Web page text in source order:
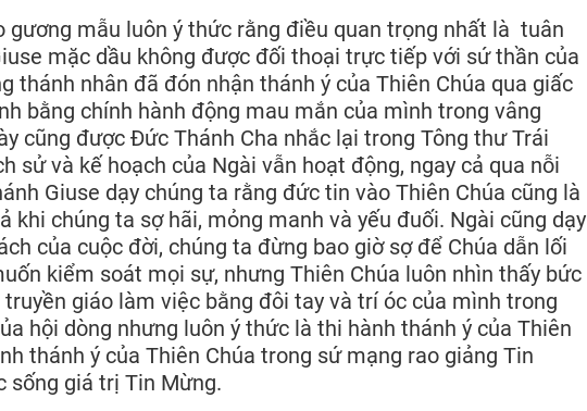
gương mẫu luôn ý thức rằng điều quan trọng nhất là tuân
mặc dầu không được đối thoại trực tiếp với sứ thần của
thánh nhân đã đón nhận thánh ý của Thiên Chúa qua giấc
bằng chính hành động mau mắn của mình trong vâng
cũng được Đức Thánh Cha nhắc lại trong Tông thư Trái
sử và kế hoạch của Ngài vẫn hoạt động, ngay cả qua nỗi
Giuse dạy chúng ta rằng đức tin vào Thiên Chúa cũng là
khi chúng ta sợ hãi, mỏng manh và yếu đuối. Ngài cũng dạy
của cuộc đời, chúng ta đừng bao giờ sợ để Chúa dẫn lối
kiểm soát mọi sự, nhưng Thiên Chúa luôn nhìn thấy bức
truyền giáo làm việc bằng đôi tay và trí óc của mình trong
hội dòng nhưng luôn ý thức là thi hành thánh ý của Thiên
thánh ý của Thiên Chúa trong sứ mạng rao giảng Tin
sống giá trị Tin Mừng.